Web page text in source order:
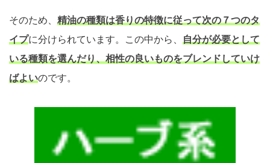
そのため、 精油の種類は香りの特徴に従って次の７つのタ
イプに分けられています。この中から、
自分が必要として
いる種類を選んだり、相性の良いものをブレンドしていけ
ばよいのです。